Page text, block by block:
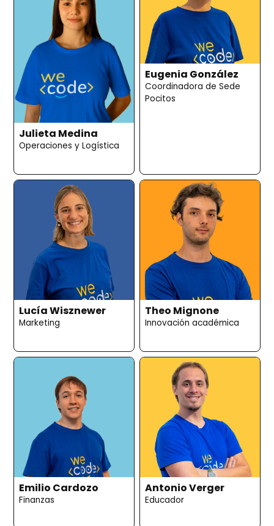
Julieta Medina
Operaciones y Logística
Eugenia González
Coordinadora de Sede
Pocitos
Lucía Wisznewer
Marketing
Theo Mignone
Innovación académica
Emilio Cardozo
Finanzas
Antonio Verger
Educador